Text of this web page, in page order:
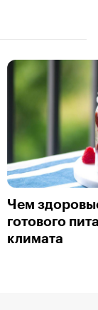
Чем
готового
климата